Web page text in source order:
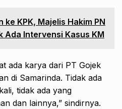
ke KPK, Majelis Hakim PN
Ada Intervensi Kasus KM
ada karya dari PT Gojek
di Samarinda. Tidak ada
tidak ada yang
dan lainnya,” sindirnya.